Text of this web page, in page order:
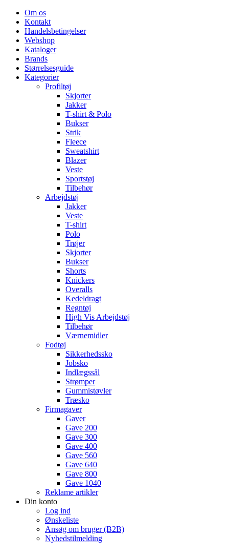
Om os
Kontakt
Handelsbetingelser
Webshop
Kataloger
Brands
Størrelsesguide
Kategorier
Profiltøj
Skjorter
Jakker
T-shirt & Polo
Bukser
Strik
Fleece
Sweatshirt
Blazer
Veste
Sportstøj
Tilbehør
Arbejdstøj
Jakker
Veste
T-shirt
Polo
Trøjer
Skjorter
Bukser
Shorts
Knickers
Overalls
Kedeldragt
Regntøj
High Vis Arbejdstøj
Tilbehør
Værnemidler
Fodtøj
Sikkerhedssko
Jobsko
Indlægssål
Strømper
Gummistøvler
Træsko
Firmagaver
Gaver
Gave 200
Gave 300
Gave 400
Gave 560
Gave 640
Gave 800
Gave 1040
Reklame artikler
Din konto
Log ind
Ønskeliste
Ansøg om bruger (B2B)
Nyhedstilmelding